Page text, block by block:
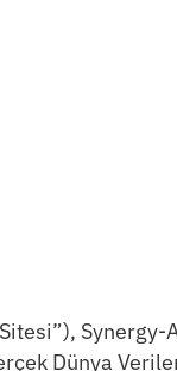
Dünya